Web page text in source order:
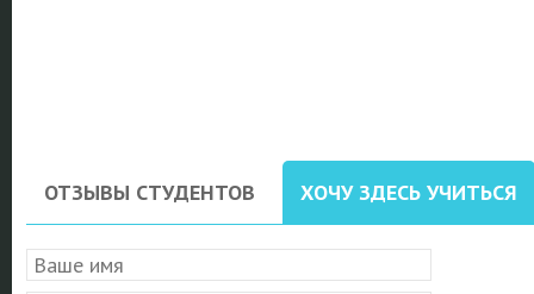
ОТЗЫВЫ СТУДЕНТОВ ХОЧУ ЗДЕСЬ УЧИТЬСЯ